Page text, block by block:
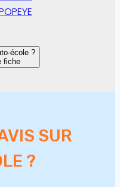
école ?
fiche
SUR
?